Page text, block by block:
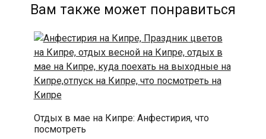
Вам также может понравиться
Отдых в мае на Кипре: Анфестирия, что
посмотреть